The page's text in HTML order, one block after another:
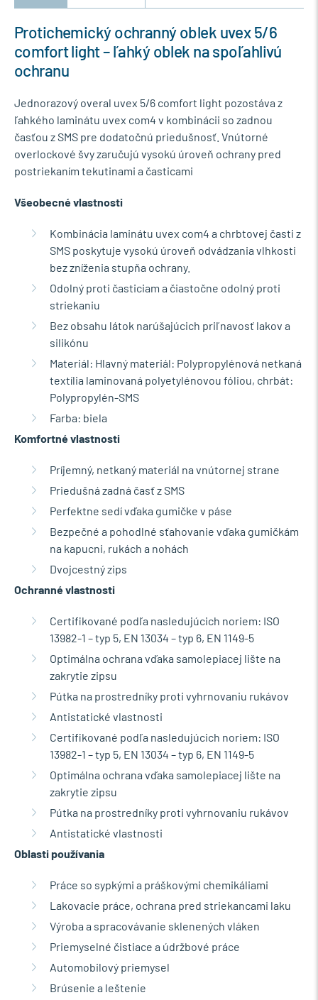
Protichemický ochranný oblek uvex 5/6
comfort light – ľahký oblek na spoľahlivú
ochranu
Jednorazový overal uvex 5/6 comfort light pozostáva z
ľahkého laminátu uvex com4 v kombinácii so zadnou
časťou z SMS pre dodatočnú priedušnosť. Vnútorné
overlockové švy zaručujú vysokú úroveň ochrany pred
postriekaním tekutinami a časticami
Všeobecné vlastnosti
Kombinácia laminátu uvex com4 a chrbtovej časti z
SMS poskytuje vysokú úroveň odvádzania vlhkosti
bez zníženia stupňa ochrany.
Odolný proti časticiam a čiastočne odolný proti
striekaniu
Bez obsahu látok narúšajúcich priľnavosť lakov a
silikónu
Materiál: Hlavný materiál: Polypropylénová netkaná
textília laminovaná polyetylénovou fóliou, chrbát:
Polypropylén-SMS
Farba: biela
Komfortné vlastnosti
Príjemný, netkaný materiál na vnútornej strane
Priedušná zadná časť z SMS
Perfektne sedí vďaka gumičke v páse
Bezpečné a pohodlné sťahovanie vďaka gumičkám
na kapucni, rukách a nohách
Dvojcestný zips
Ochranné vlastnosti
Certifikované podľa nasledujúcich noriem: ISO
13982-1 – typ 5, EN 13034 – typ 6, EN 1149-5
Optimálna ochrana vďaka samolepiacej lište na
zakrytie zipsu
Pútka na prostredníky proti vyhrnovaniu rukávov
Antistatické vlastnosti
Certifikované podľa nasledujúcich noriem: ISO
13982-1 – typ 5, EN 13034 – typ 6, EN 1149-5
Optimálna ochrana vďaka samolepiacej lište na
zakrytie zipsu
Pútka na prostredníky proti vyhrnovaniu rukávov
Antistatické vlastnosti
Oblasti používania
Práce so sypkými a práškovými chemikáliami
Lakovacie práce, ochrana pred striekancami laku
Výroba a spracovávanie sklenených vláken
Priemyselné čistiace a údržbové práce
Automobilový priemysel
Brúsenie a leštenie